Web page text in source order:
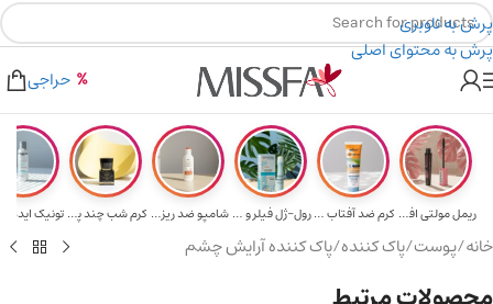
پرش به ناوبری
پرش به محتوای اصلی
۲٪ تخفیف روی سبد خرید برای روش کارت به کارت
هدیه برای خرید های بالای ۵ میلیون تومن
حراجی
ریمل مولتی افکت... کرم ضد آفتاب حا... رول-ژل فیلر و م... شامپو ضد ریزش و... کرم شب چند پپتی... تونیک ایده
خانه/پوست/پاک کننده/پاک کننده آرایش چشم